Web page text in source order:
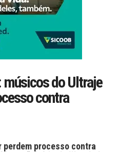
músicos do Ultraje
contra
processo contra